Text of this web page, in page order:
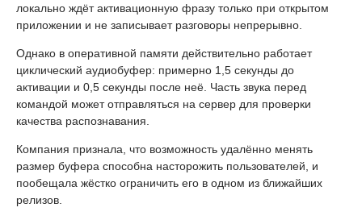
локально ждёт активационную фразу только при открытом
приложении и не записывает разговоры непрерывно.
Однако в оперативной памяти действительно работает
циклический аудиобуфер: примерно 1,5 секунды до
активации и 0,5 секунды после неё. Часть звука перед
командой может отправляться на сервер для проверки
качества распознавания.
Компания признала, что возможность удалённо менять
размер буфера способна насторожить пользователей, и
пообещала жёстко ограничить его в одном из ближайших
релизов.